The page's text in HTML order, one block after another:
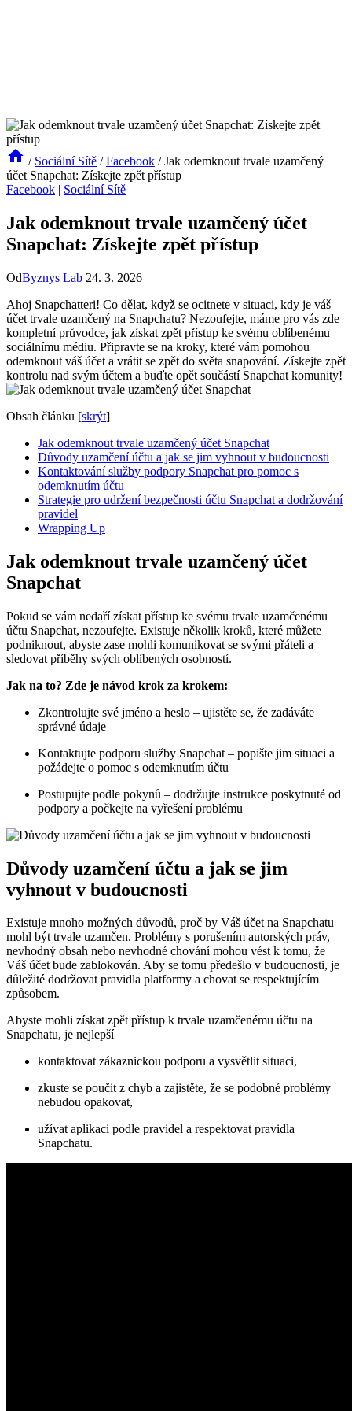
/ Sociální Sítě / Facebook / Jak odemknout trvale uzamčený
účet Snapchat: Získejte zpět přístup
Facebook | Sociální Sítě
Jak odemknout trvale uzamčený účet
Snapchat: Získejte zpět přístup
OdByznys Lab 24. 3. 2026
Ahoj Snapchatteri! Co dělat, když se ocitnete v situaci, kdy je váš
účet trvale uzamčený na Snapchatu? Nezoufejte, máme pro vás zde
kompletní průvodce, jak získat zpět přístup ke svému oblíbenému
sociálnímu médiu. Připravte se na kroky, které vám pomohou
odemknout váš účet a vrátit se zpět do světa snapování. Získejte zpět
kontrolu nad svým účtem a buďte opět součástí Snapchat komunity!
Obsah článku [skrýt]
Jak odemknout trvale uzamčený účet Snapchat
Důvody uzamčení účtu a jak se jim vyhnout v budoucnosti
Kontaktování služby podpory Snapchat pro pomoc s
odemknutím účtu
Strategie pro udržení bezpečnosti účtu Snapchat a dodržování
pravidel
Wrapping Up
Jak odemknout trvale uzamčený účet
Snapchat
Pokud se vám nedaří získat přístup ke svému trvale uzamčenému
účtu Snapchat, nezoufejte. Existuje několik kroků, které můžete
podniknout, abyste zase mohli komunikovat se svými přáteli a
sledovat příběhy svých oblíbených osobností.
Jak na to? Zde je návod krok za krokem:
Zkontrolujte své jméno a heslo – ujistěte se, že zadáváte
správné údaje
Kontaktujte podporu služby Snapchat – popište jim situaci a
požádejte o pomoc s odemknutím účtu
Postupujte podle pokynů – dodržujte instrukce poskytnuté od
podpory a počkejte na vyřešení problému
Důvody uzamčení účtu a jak se jim
vyhnout v budoucnosti
Existuje mnoho možných důvodů, proč by Váš účet na Snapchatu
mohl být trvale uzamčen. Problémy s porušením autorských práv,
nevhodný obsah nebo nevhodné chování mohou vést k tomu, že
Váš účet bude zablokován. Aby se tomu předešlo v budoucnosti, je
důležité dodržovat pravidla platformy a chovat se respektujícím
způsobem.
Abyste mohli získat zpět přístup k trvale uzamčenému účtu na
Snapchatu, je nejlepší
kontaktovat zákaznickou podporu a vysvětlit situaci,
zkuste se poučit z chyb a zajistěte, že se podobné problémy
nebudou opakovat,
užívat aplikaci podle pravidel a respektovat pravidla
Snapchatu.